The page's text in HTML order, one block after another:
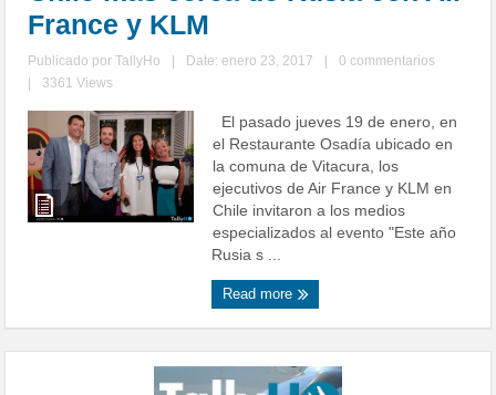
France y KLM
Publicado porTallyHo Date: enero 23, 2017
0 commentarios
3361 Views
El pasado jueves 19 de enero, en
el Restaurante Osadía ubicado en
la comuna de Vitacura, los
ejecutivos de Air France y KLM en
Chile invitaron a los medios
especializados al evento "Este año
Rusia s ...
Read more